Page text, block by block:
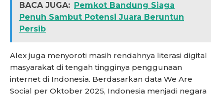
BACA JUGA: Pemkot Bandung Siaga
Penuh Sambut Potensi Juara Beruntun
Persib
Alex juga menyoroti masih rendahnya literasi digital
masyarakat di tengah tingginya penggunaan
internet di Indonesia. Berdasarkan data We Are
Social per Oktober 2025, Indonesia menjadi negara